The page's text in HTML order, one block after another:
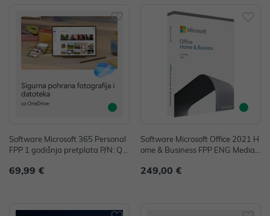
Software Microsoft 365 Personal
FPP 1 godišnja pretplata P/N: QQ
69,99 €
Software Microsoft Office 2021 H
ome & Business FPP ENG Mediale
Note, Outlook P/N: T5D-03511
249,00 €